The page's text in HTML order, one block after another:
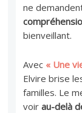
ne
bienveillant.
Avec « Une
Elvire brise
familles. Le
voirau-delà